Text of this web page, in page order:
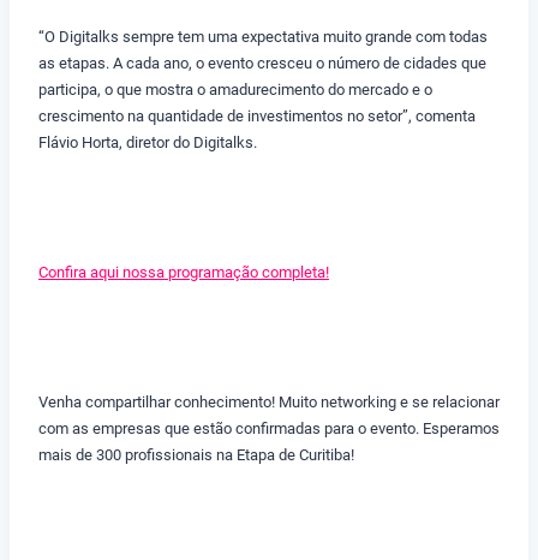
“O Digitalks sempre tem uma expectativa muito grande com todas
as etapas. A cada ano, o evento cresceu o número de cidades que
participa, o que mostra o amadurecimento do mercado e o
crescimento na quantidade de investimentos no setor”, comenta
Flávio Horta, diretor do Digitalks.
Confira aqui nossa programação completa!
Venha compartilhar conhecimento! Muito networking e se relacionar
com as empresas que estão confirmadas para o evento. Esperamos
mais de 300 profissionais na Etapa de Curitiba!